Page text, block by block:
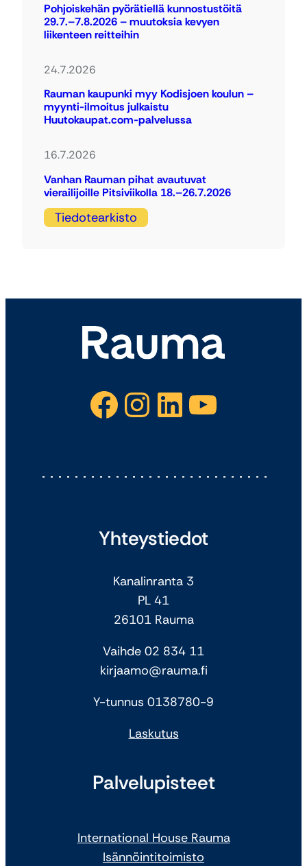
Pohjoiskehän pyörätiellä kunnostustöitä
29.7.–7.8.2026 – muutoksia kevyen
liikenteen reitteihin
24.7.2026
Rauman kaupunki myy Kodisjoen koulun –
myynti-ilmoitus julkaistu
Huutokaupat.com-palvelussa
16.7.2026
Vanhan Rauman pihat avautuvat
vierailijoille Pitsiviikolla 18.–26.7.2026
Tiedotearkisto
Facebook Instagram LinkedIn YouTube
Yhteystiedot
Kanalinranta 3
PL 41
26101 Rauma
Vaihde 02 834 11
kirjaamo@rauma.fi
Y-tunnus 0138780-9
Laskutus
Palvelupisteet
International House Rauma
Isännöintitoimisto